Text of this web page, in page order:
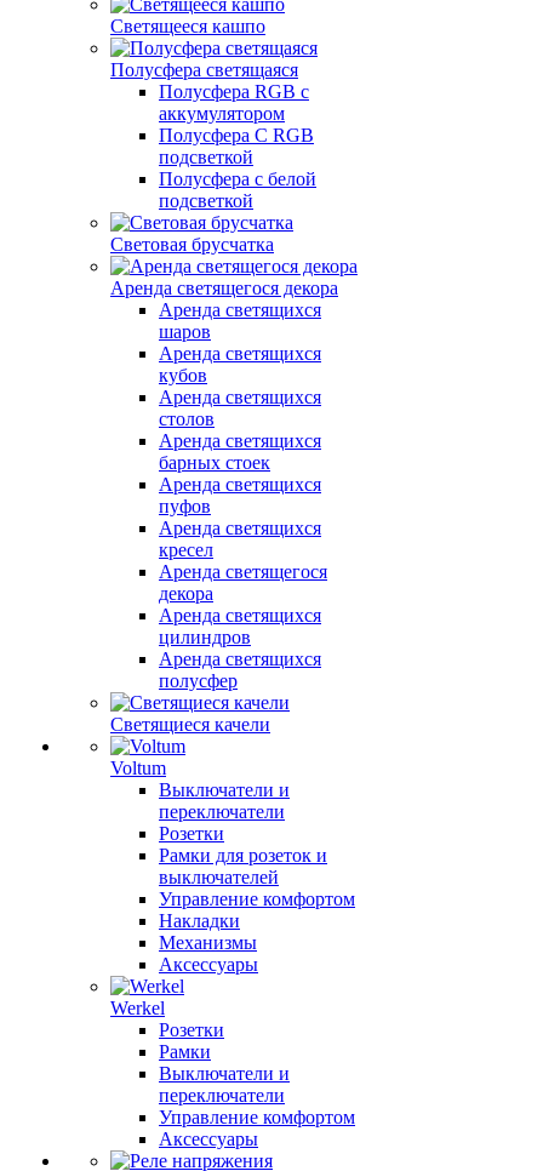
Светящееся кашпо
Полусфера светящаяся
Полусфера RGB с
аккумулятором
Полусфера С RGB
подсветкой
Полусфера с белой
подсветкой
Световая брусчатка
Аренда светящегося декора
Аренда светящихся
шаров
Аренда светящихся
кубов
Аренда светящихся
столов
Аренда светящихся
барных стоек
Аренда светящихся
пуфов
Аренда светящихся
кресел
Аренда светящегося
декора
Аренда светящихся
цилиндров
Аренда светящихся
полусфер
Светящиеся качели
Voltum
Выключатели и
переключатели
Розетки
Рамки для розеток и
выключателей
Управление комфортом
Накладки
Механизмы
Аксессуары
Werkel
Розетки
Рамки
Выключатели и
переключатели
Управление комфортом
Аксессуары